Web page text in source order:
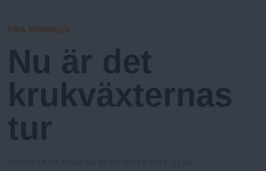
i
a
N
u
e
n
FRIA TIDNINGEN
Nu är det
krukväxternas
tur